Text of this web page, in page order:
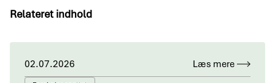
Relateret indhold
02.07.2026 Læs mere